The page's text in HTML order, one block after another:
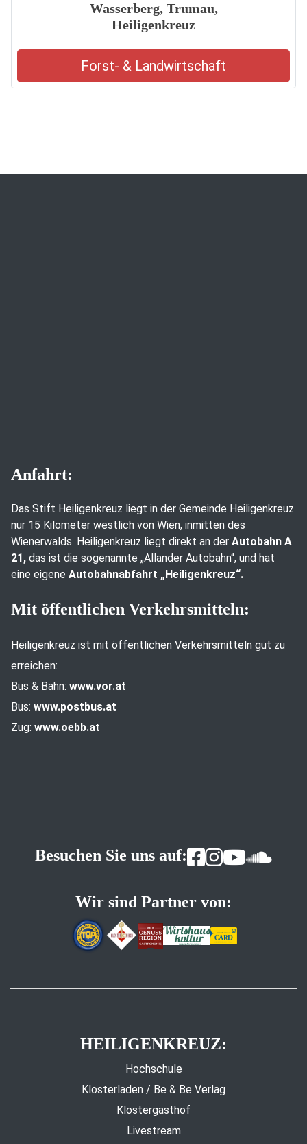
Wasserberg, Trumau,
Heiligenkreuz
Forst- & Landwirtschaft
Anfahrt:
Das Stift Heiligenkreuz liegt in der Gemeinde Heiligenkreuz
nur 15 Kilometer westlich von Wien, inmitten des
Wienerwalds. Heiligenkreuz liegt direkt an der Autobahn A
21, das ist die sogenannte „Allander Autobahn“, und hat
eine eigene Autobahnabfahrt „Heiligenkreuz“.
Mit öffentlichen Verkehrsmitteln:
Heiligenkreuz ist mit öffentlichen Verkehrsmitteln gut zu
erreichen:
Bus & Bahn: www.vor.at
Bus: www.postbus.at
Zug: www.oebb.at
Besuchen Sie uns auf:
Wir sind Partner von:
HEILIGENKREUZ:
Hochschule
Klosterladen / Be & Be Verlag
Klostergasthof
Livestream